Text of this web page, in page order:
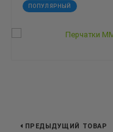
ПОПУЛЯРНЫЙ
ПРЕДЫДУЩИЙ ТОВАР